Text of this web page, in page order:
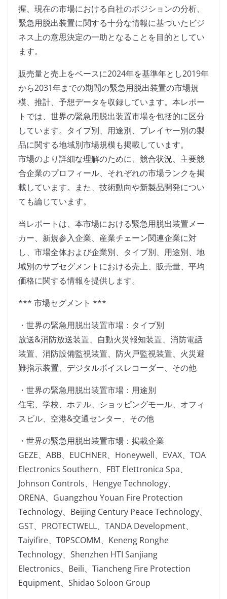
握、現在の市場における自社のポジションの分析、
緊急用脱出装置に関する十分な情報に基づいたビジ
ネス上の意思決定の一助となることを目的としてい
ます。
販売量と売上をベースに2024年を基準年とし2019年
から2031年までの期間の緊急用脱出装置の市場規
模、推計、予想データを収録しています。本レポー
トでは、世界の緊急用脱出装置市場を包括的に区分
しています。タイプ別、用途別、プレイヤー別の製
品に関する地域別市場規模も掲載しています。
市場のより詳細な理解のために、競合状況、主要競
合企業のプロフィール、それぞれの市場ランクを掲
載しています。また、技術動向や新製品開発につい
ても論じています。
当レポートは、本市場における緊急用脱出装置メー
カー、新規参入企業、産業チェーン関連企業に対
し、市場全体および企業別、タイプ別、用途別、地
域別のサブセグメントにおける売上、販売量、平均
価格に関する情報を提供します。
*** 市場セグメント ***
・世界の緊急用脱出装置市場：タイプ別
放送&消防放送装置、自動火災報知装置、消防電話
装置、消防設備監視装置、防火戸監視装置、火災避
難指示装置、デジタルボイスレコーダー、その他
・世界の緊急用脱出装置市場：用途別
住宅、学校、ホテル、ショッピングモール、オフィ
スビル、空港&交通センター、その他
・世界の緊急用脱出装置市場：掲載企業
GEZE、ABB、EUCHNER、Honeywell、EVAX、TOA
Electronics Southern、FBT Elettronica Spa、
Johnson Controls、Hengye Technology、
ORENA、Guangzhou Youan Fire Protection
Technology、Beijing Century Peace Technology、
GST、PROTECTWELL、TANDA Development、
Taiyifire、T0PSCOMM、Keneng Ronghe
Technology、Shenzhen HTI Sanjiang
Electronics、Beili、Tiancheng Fire Protection
Equipment、Shidao Soloon Group